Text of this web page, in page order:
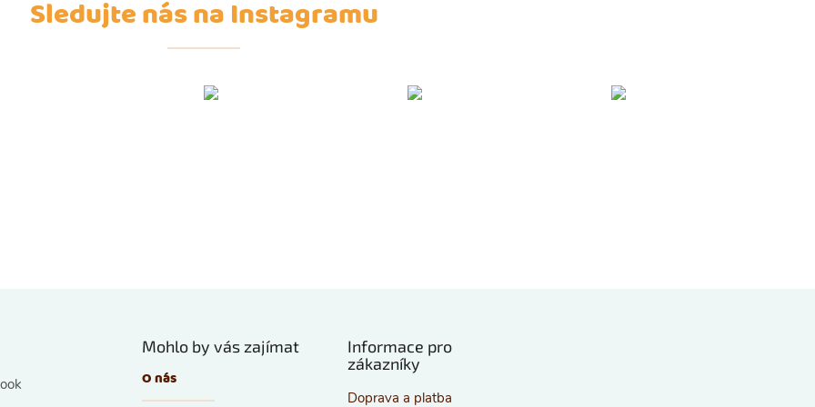
Sledujte nás na Instagramu
Mohlo by vás zajímat
O nás
Informace pro
zákazníky
Doprava a platba